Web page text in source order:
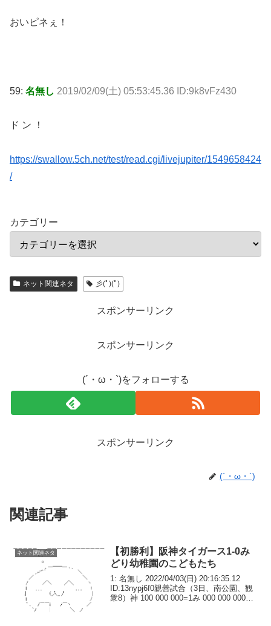
おいピネぇ！
59: 名無し 2019/02/09(土) 05:53:45.36 ID:9k8vFz430
ド ン ！
https://swallow.5ch.net/test/read.cgi/livejupiter/1549658424
/
カテゴリー
ネット関連ネタ 彡(ﾟ)(ﾟ)
スポンサーリンク
スポンサーリンク
(´・ω・`)をフォローする
スポンサーリンク
(´・ω・`)
関連記事
ネット関連ネタ
【初勝利】阪神タイガース1-0み
どり幼稚園のこどもたち
1: 名無し 2022/04/03(日) 20:16:35.12
ID:13nypj6f0親善試合（3日、南公園、観
衆8）神 100 000 000=1み 000 000 000=0